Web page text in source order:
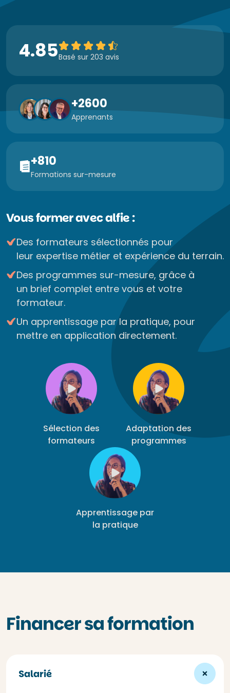
4.85Basé sur 203 avis
+2600
Apprenants
+810
Formations sur-mesure
Vous former avec alfie :
Des formateurs sélectionnés pour
leur expertise métier et expérience du terrain.
Des programmes sur-mesure, grâce à
un brief complet entre vous et votre
formateur.
Un apprentissage par la pratique, pour
mettre en application directement.
Sélection des
formateurs
Adaptation des
programmes
Apprentissage par
la pratique
Financer sa formation
Salarié